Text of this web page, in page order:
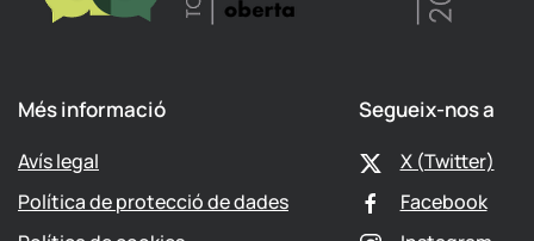
Més informació
Avís legal
Política de protecció de dades
Segueix-nos a
X (Twitter)
Facebook